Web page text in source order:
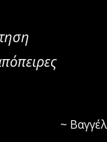
~